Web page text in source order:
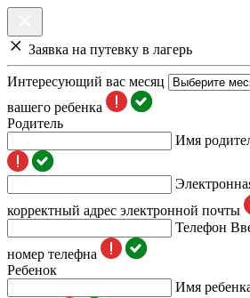
Заявка на путевку в лагерь
Интересующий вас месяц
вашего ребенка
Родитель
Имя
корректный адрес электронной почты
Телефон
номер телефна
Ребенок
Имя